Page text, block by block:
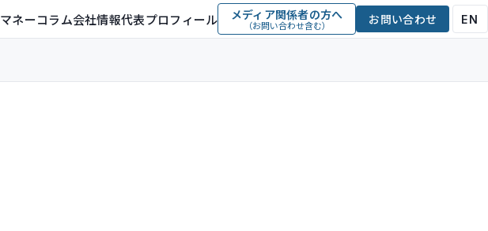
マネーコラム会社情報代表プロフィール メディア関係者の方へ
（お問い合わせ含む） お問い合わせ EN